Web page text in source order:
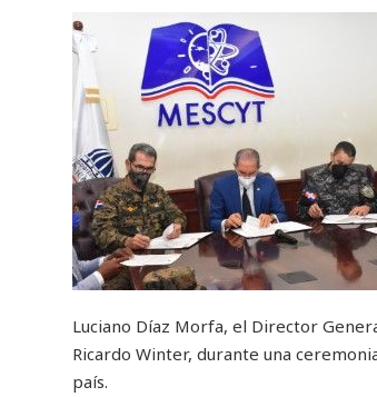
Luciano Díaz Morfa, el Director
Ricardo Winter, durante una
país.